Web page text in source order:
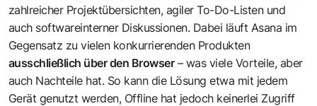
zahlreicher Projektübersichten, agiler To-Do-Listen und
auch softwareinterner Diskussionen. Dabei läuft Asana im
Gegensatz zu vielen konkurrierenden Produkten
ausschließlich über den Browser– was viele Vorteile, aber
auch Nachteile hat. So kann die Lösung etwa mit jedem
Gerät genutzt werden, Offline hat jedoch keinerlei Zugriff